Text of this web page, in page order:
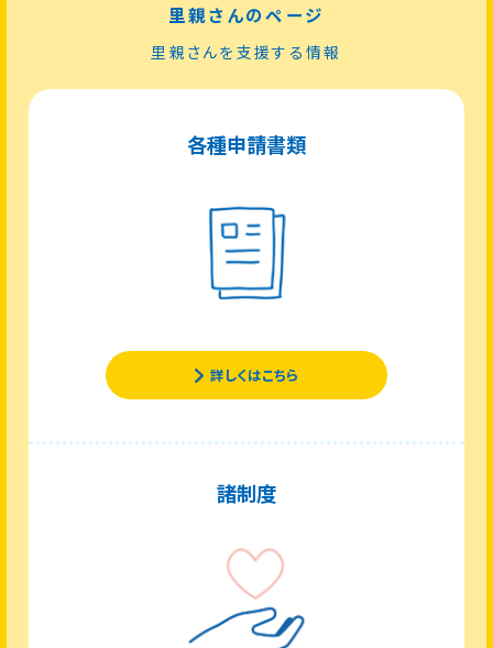
里親さんのページ
里親さんを支援する情報
各種申請書類
詳しくはこちら
諸制度